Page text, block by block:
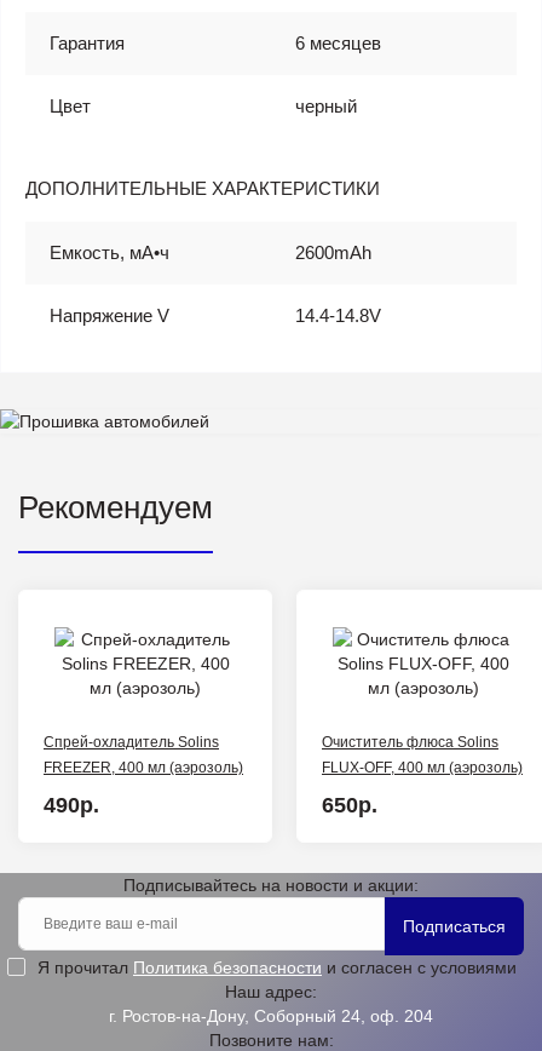
Гарантия 6 месяцев
Цвет черный
ДОПОЛНИТЕЛЬНЫЕ ХАРАКТЕРИСТИКИ
Емкость, мА•ч 2600mAh
Напряжение V 14.4-14.8V
Рекомендуем
Спрей-охладитель Solins
FREEZER, 400 мл (аэрозоль)
490р.
Очиститель флюса Solins
FLUX-OFF, 400 мл (аэрозоль)
650р.
Подписывайтесь на новости и акции:
Подписаться
Я прочитал Политика безопасности и согласен с условиями
Наш адрес:
г. Ростов-на-Дону, Соборный 24, оф. 204
Позвоните нам: